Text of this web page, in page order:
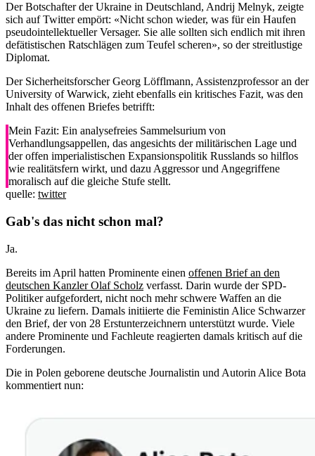
Der Botschafter der Ukraine in Deutschland, Andrij Melnyk, zeigte
sich auf Twitter empört: «Nicht schon wieder, was für ein Haufen
pseudointellektueller Versager. Sie alle sollten sich endlich mit ihren
defätistischen Ratschlägen zum Teufel scheren», so der streitlustige
Diplomat.
Der Sicherheitsforscher Georg Löfflmann, Assistenzprofessor an der
University of Warwick, zieht ebenfalls ein kritisches Fazit, was den
Inhalt des offenen Briefes betrifft:
Mein Fazit: Ein analysefreies Sammelsurium von
Verhandlungsappellen, das angesichts der militärischen Lage und
der offen imperialistischen Expansionspolitik Russlands so hilflos
wie realitätsfern wirkt, und dazu Aggressor und Angegriffene
moralisch auf die gleiche Stufe stellt.
quelle: twitter
Gab's das nicht schon mal?
Ja.
Bereits im April hatten Prominente einen offenen Brief an den
deutschen Kanzler Olaf Scholz verfasst. Darin wurde der SPD-
Politiker aufgefordert, nicht noch mehr schwere Waffen an die
Ukraine zu liefern. Damals initiierte die Feministin Alice Schwarzer
den Brief, der von 28 Erstunterzeichnern unterstützt wurde. Viele
andere Prominente und Fachleute reagierten damals kritisch auf die
Forderungen.
Die in Polen geborene deutsche Journalistin und Autorin Alice Bota
kommentiert nun: